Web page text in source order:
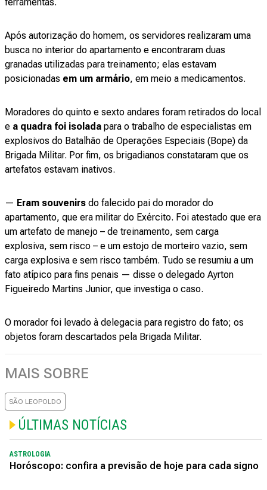
Após autorização do homem, os servidores realizaram uma
busca no interior do apartamento e encontraram duas
granadas utilizadas para treinamento; elas estavam
posicionadas em um armário, em meio a medicamentos.
Moradores do quinto e sexto andares foram retirados do local
e a quadra foi isolada para o trabalho de especialistas em
explosivos do Batalhão de Operações Especiais (Bope) da
Brigada Militar. Por fim, os brigadianos constataram que os
artefatos estavam inativos.
— Eram souvenirs do falecido pai do morador do
apartamento, que era militar do Exército. Foi atestado que era
um artefato de manejo – de treinamento, sem carga
explosiva, sem risco – e um estojo de morteiro vazio, sem
carga explosiva e sem risco também. Tudo se resumiu a um
fato atípico para fins penais — disse o delegado Ayrton
Figueiredo Martins Junior, que investiga o caso.
O morador foi levado à delegacia para registro do fato; os
objetos foram descartados pela Brigada Militar.
MAIS SOBRE
SÃO LEOPOLDO
ÚLTIMAS NOTÍCIAS
ASTROLOGIA
Horóscopo: confira a previsão de hoje para cada signo